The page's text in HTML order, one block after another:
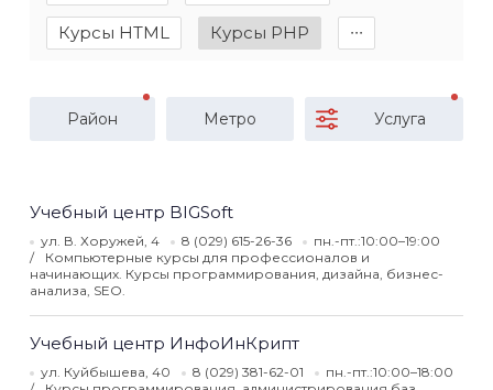
Курсы HTML Курсы PHP ∙∙∙
Район Метро Услуга
Учебный центр BIGSoft
ул. В. Хоружей, 4 8 (029) 615-26-36
пн.-пт.:10:00–19:00
Компьютерные курсы для профессионалов и
начинающих. Курсы программирования, дизайна, бизнес-
анализа, SEO.
Учебный центр ИнфоИнКрипт
ул. Куйбышева, 40 8 (029) 381-62-01
пн.-пт.:10:00–18:00